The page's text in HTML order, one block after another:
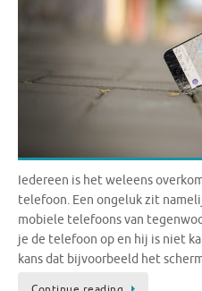
Iedereen is het weleens
telefoon. Een ongeluk zit
mobiele telefoons van
je de telefoon op en hij is niet
kans dat bijvoorbeeld het